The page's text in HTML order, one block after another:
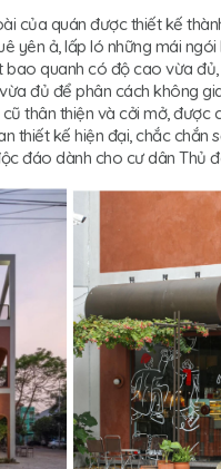
của quán được thiết kế
yên ả, lấp ló những mái ngói
bao quanh có độ cao vừa
đủ để phân cách không
thân thiện và cởi mở, được
thiết kế hiện đại, chắc chắn
đáo dành cho cư dân Thủ